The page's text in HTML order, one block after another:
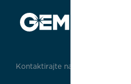
Kontaktirajte nas